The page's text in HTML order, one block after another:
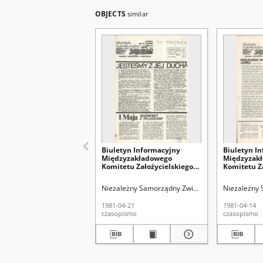
OBJECTS similar
Biuletyn Informacyjny
Międzyzakładowego
Komitetu Założycielskiego
Samorządnego Zwiazku
Zawodowego "Solidarność"
Nr 24 (21 kwiec. 1981)
Niezależny Samorządny Związek Zawodowy
1981-04-21
czasopismo
Biuletyn
Komitetu
Nr 23 (14
Niezależny
1981-04-14
czasopismo